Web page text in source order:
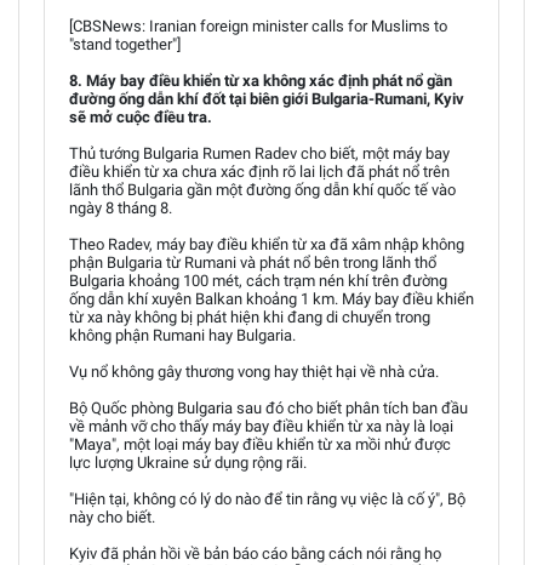
[CBSNews: Iranian foreign minister calls for Muslims to
"stand together"]
8. Máy bay điều khiển từ xa không xác định phát nổ gần
đường ống dẫn khí đốt tại biên giới Bulgaria-Rumani, Kyiv
sẽ mở cuộc điều tra.
Thủ tướng Bulgaria Rumen Radev cho biết, một máy bay
điều khiển từ xa chưa xác định rõ lai lịch đã phát nổ trên
lãnh thổ Bulgaria gần một đường ống dẫn khí quốc tế vào
ngày 8 tháng 8.
Theo Radev, máy bay điều khiển từ xa đã xâm nhập không
phận Bulgaria từ Rumani và phát nổ bên trong lãnh thổ
Bulgaria khoảng 100 mét, cách trạm nén khí trên đường
ống dẫn khí xuyên Balkan khoảng 1 km. Máy bay điều khiển
từ xa này không bị phát hiện khi đang di chuyển trong
không phận Rumani hay Bulgaria.
Vụ nổ không gây thương vong hay thiệt hại về nhà cửa.
Bộ Quốc phòng Bulgaria sau đó cho biết phân tích ban đầu
về mảnh vỡ cho thấy máy bay điều khiển từ xa này là loại
"Maya", một loại máy bay điều khiển từ xa mồi nhử được
lực lượng Ukraine sử dụng rộng rãi.
"Hiện tại, không có lý do nào để tin rằng vụ việc là cố ý", Bộ
này cho biết.
Kyiv đã phản hồi về bản báo cáo bằng cách nói rằng họ